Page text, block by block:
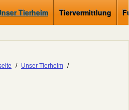
Tierheim Tiervermittlung
/ Unser Tierheim /